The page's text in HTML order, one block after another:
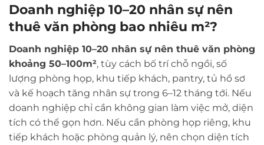
Doanh nghiệp 10–20 nhân sự nên
thuê văn phòng bao nhiêu m²?
Doanh nghiệp 10–20 nhân sự nên thuê văn phòng
khoảng 50–100m², tùy cách bố trí chỗ ngồi, số
lượng phòng họp, khu tiếp khách, pantry, tủ hồ sơ
và kế hoạch tăng nhân sự trong 6–12 tháng tới. Nếu
doanh nghiệp chỉ cần không gian làm việc mở, diện
tích có thể gọn hơn. Nếu cần phòng họp riêng, khu
tiếp khách hoặc phòng quản lý, nên chọn diện tích